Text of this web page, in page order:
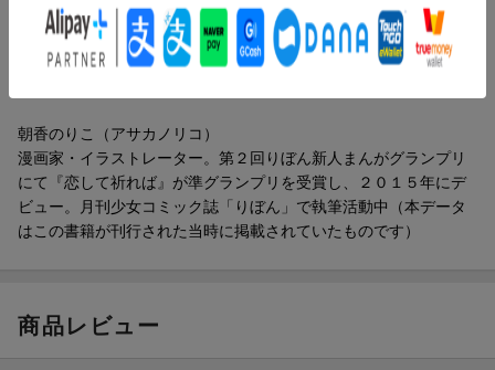
石田空（イシダソラ）
大阪府出身。２０１７年『サヨナラ坂の美容院』（マイナビ出
朝香のりこ（アサカノリコ）
漫画家・イラストレーター。第２回りぼん新人まんがグランプリ
にて『恋して祈れば』が準グランプリを受賞し、２０１５年にデ
ビュー。月刊少女コミック誌「りぼん」で執筆活動中（本データ
はこの書籍が刊行された当時に掲載されていたものです）
商品レビュー